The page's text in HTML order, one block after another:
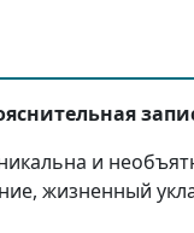
и
жизненный